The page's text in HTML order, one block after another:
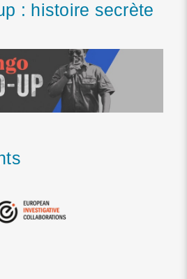
: histoire secrète